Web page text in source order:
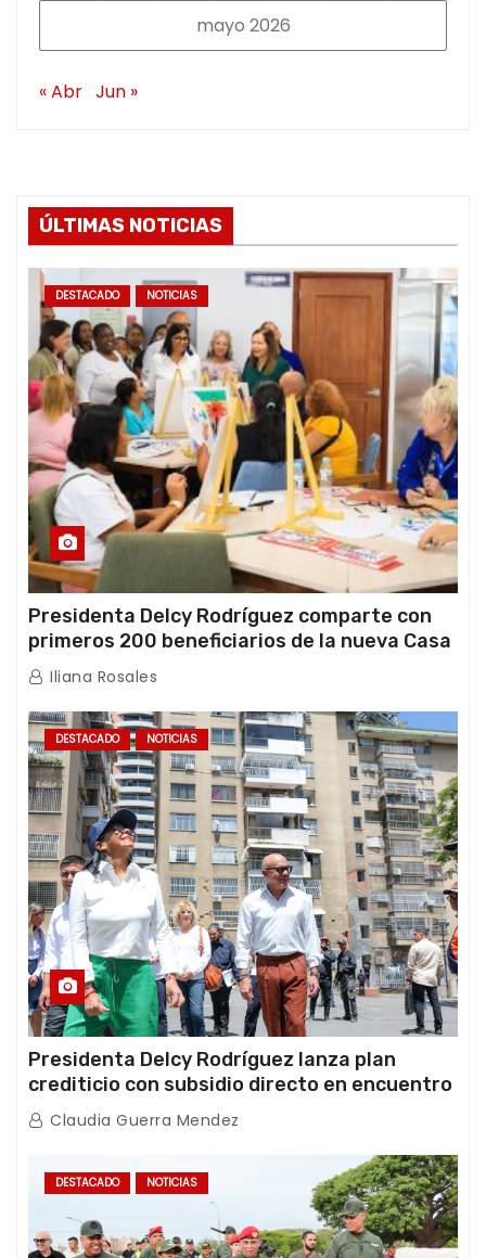
mayo 2026
« Abr Jun »
ÚLTIMAS NOTICIAS
DESTACADO NOTICIAS
Presidenta Delcy Rodríguez comparte con
primeros 200 beneficiarios de la nueva Casa
de los Abuelos “La Primavera” en Caracas
Iliana Rosales
DESTACADO NOTICIAS
Presidenta Delcy Rodríguez lanza plan
crediticio con subsidio directo en encuentro
con Juntas de Condominio
Claudia Guerra Mendez
DESTACADO NOTICIAS